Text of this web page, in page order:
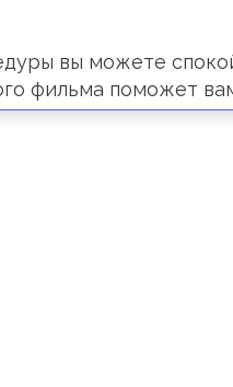
вы можете
фильма поможет